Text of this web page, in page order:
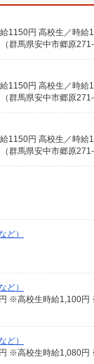
1150円 高校生／時給
馬県安中市郷原271-
1150円 高校生／時給
馬県安中市郷原271-
1150円 高校生／時給
馬県安中市郷原271-
ど）
ど）
※高校生時給1,100円
ど）
※高校生時給1,080円